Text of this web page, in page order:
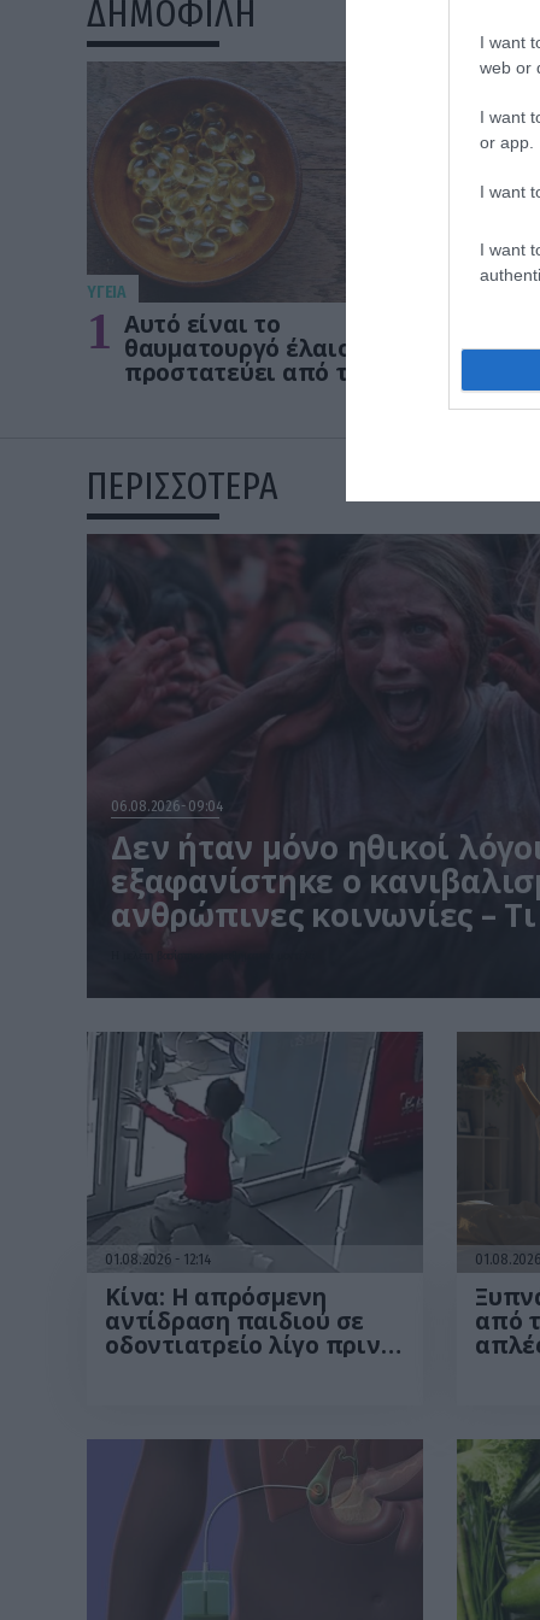
I want
web or
I want
or app.
I want
I want
ΔΗΜΟΦΙΛΗ
ΥΓΕΙΑ
1 Αυτό είναι το
θαυματουργό έλαιο που
προστατεύει από το
δεν
ΠΕΡΙΣΣΟΤΕΡΑ
06.08.2026 09:04
Δεν ήταν μόνο ηθικοί
εξαφανίστηκε ο
ανθρώπινες κοινωνίες –
έρευνα
01.08.2026 12:14
Κίνα: Η απρόσμενη
αντίδραση παιδιού σε
οδοντιατρείο λίγο πριν
01.08.2026
από